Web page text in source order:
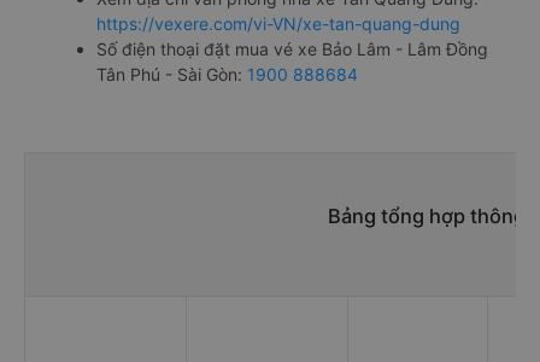
giường nằm đôi 350000đ/vé
limousine 350000đ/vé
h. Thông tin liên hệ, đặt mua vé xe khách từ Bảo Lâm -